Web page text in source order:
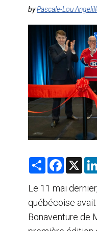
AGENTS DE VOYAGE
FORMATION &
byPascale-Lou
S
r
e
F
e
b
o
k
X
Le 11 mai
québécoise avait
Bonaventure de